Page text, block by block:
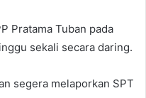
Pratama Tuban pada
sekali secara daring.
segera melaporkan SPT